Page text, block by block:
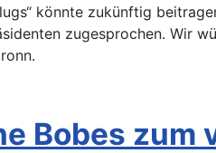
könnte zukünftig
zugesprochen. Wir
Bobes zum